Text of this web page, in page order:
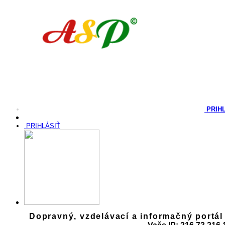
PRIHLÁSIŤ
Dopravný, vzdelávací a informačný portál